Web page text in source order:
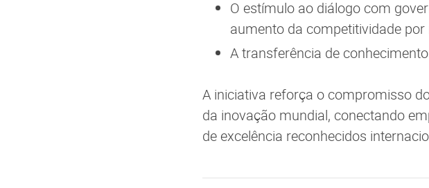
O estímulo ao diálogo com
aumento da competitividade
A transferência de
A iniciativa reforça o compromisso
da inovação mundial, conectando
de excelência reconhecidos